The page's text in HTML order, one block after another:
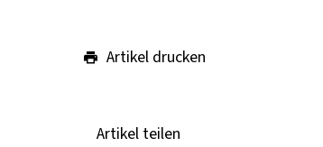
Artikel drucken
Artikel teilen